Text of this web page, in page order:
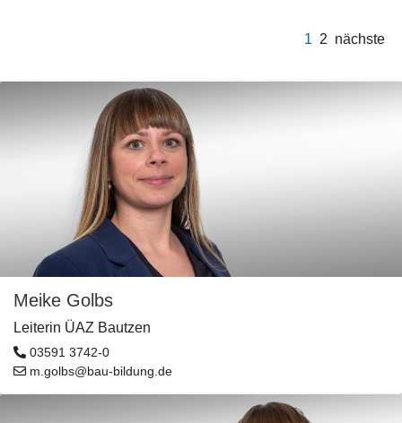
1 2 nächste
Meike Golbs
Leiterin ÜAZ Bautzen
03591 3742-0
m.golbs@bau-bildung.de